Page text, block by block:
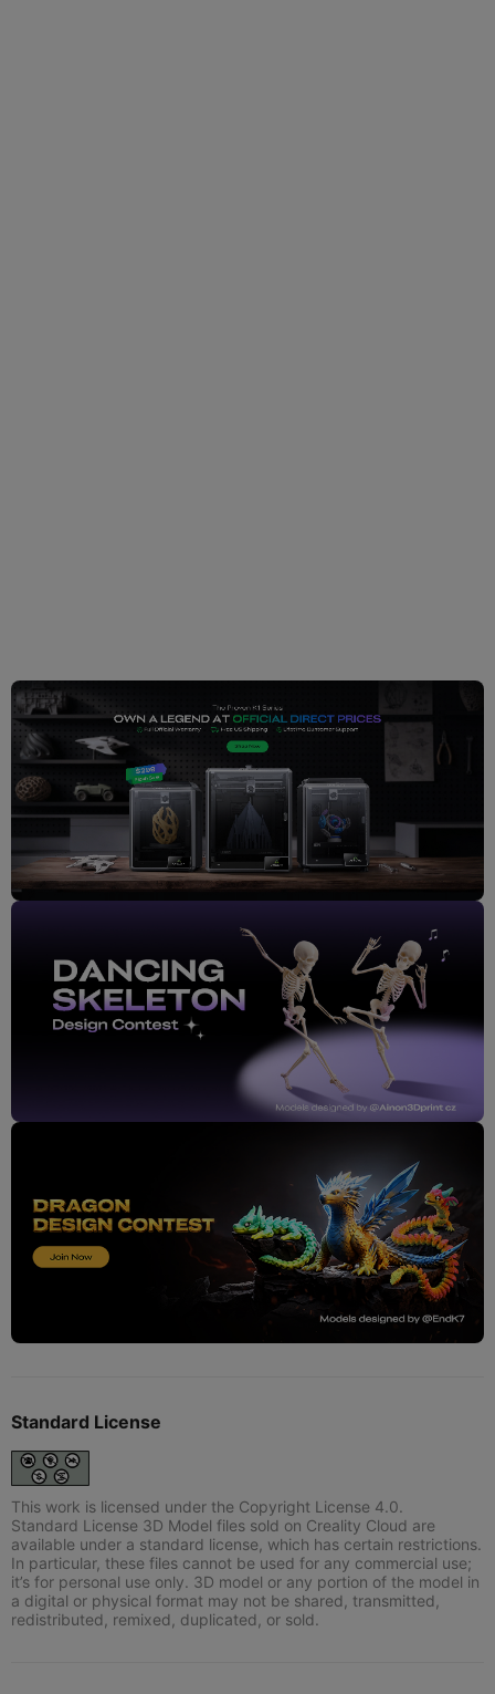
Standard License
This work is licensed under the Copyright License 4.0.
Standard License 3D Model files sold on Creality Cloud are
available under a standard license, which has certain restrictions.
In particular, these files cannot be used for any commercial use;
it’s for personal use only. 3D model or any portion of the model in
a digital or physical format may not be shared, transmitted,
redistributed, remixed, duplicated, or sold.